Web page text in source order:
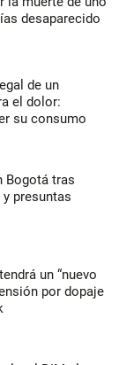
desaparecido
de un
el dolor:
su consumo
Bogotá tras
presuntas
un “nuevo
por dopaje